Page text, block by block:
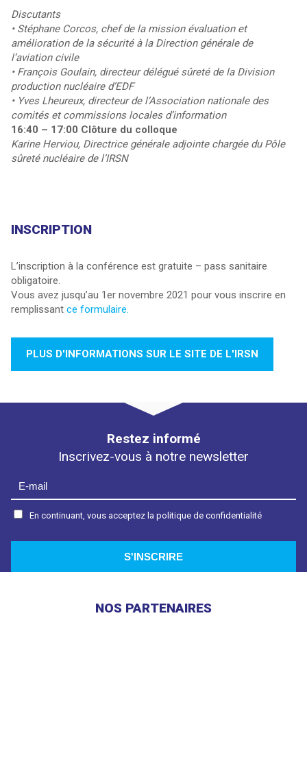
Discutants
• Stéphane Corcos, chef de la mission évaluation et
amélioration de la sécurité à la Direction générale de
l’aviation civile
• François Goulain, directeur délégué sûreté de la Division
production nucléaire d’EDF
• Yves Lheureux, directeur de l’Association nationale des
comités et commissions locales d’information
16:40 – 17:00 Clôture du colloque
Karine Herviou, Directrice générale adjointe chargée du Pôle
sûreté nucléaire de l’IRSN
INSCRIPTION
L’inscription à la conférence est gratuite – pass sanitaire
obligatoire.
Vous avez jusqu’au 1er novembre 2021 pour vous inscrire en
remplissant ce formulaire.
PLUS D'INFORMATIONS SUR LE SITE DE L'IRSN
Restez informé
Inscrivez-vous à notre newsletter
En continuant, vous acceptez la politique de confidentialité
NOS PARTENAIRES